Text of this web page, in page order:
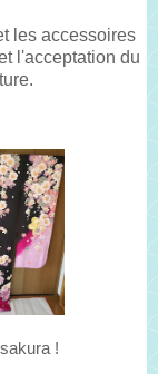
les accessoires
l'acceptation du
!